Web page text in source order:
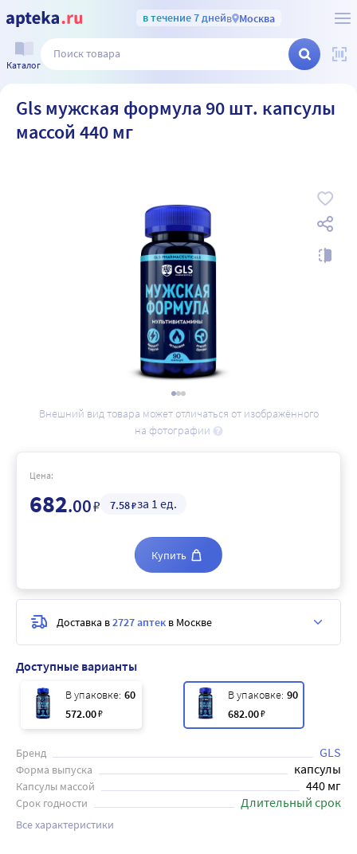
в течение 7 днейв Москва
Каталог
Gls мужская формула 90 шт. капсулы
массой 440 мг
Внешний вид товара может отличаться от изображённого
на фотографии
Доступные варианты
В упаковке: 60
572.00₽
В упаковке: 90
682.00₽
Бренд GLS
Форма выпуска капсулы
Капсулы массой 440 мг
Срок годности Длительный срок
Все характеристики
Цена:
682.00₽ 7.58₽за 1 ед.
Купить
Доставка в2727 аптек в Москве